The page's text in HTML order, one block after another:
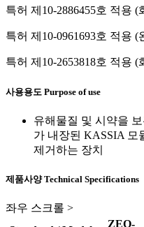
특허 제10-2886455호 적용
특허 제10-0961693호 적용
특허 제10-2653818호 적용
사용용도 Purpose of use
유해물질 및 시약을
가 내장된 KASSIA 모
제거하는 장치
제품사양 Technical Specifications
좌우 스크롤 >
ZEO-